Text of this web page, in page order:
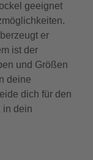
geeignet
er
ist der
und Größen
deine
dich für den
in dein